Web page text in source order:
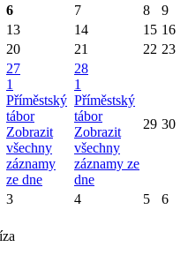
6 7 8
9
13 14 15 16
20 21 22 23
27
1
Příměstský
tábor
Zobrazit
všechny
záznamy
ze dne
28
1
Příměstský
tábor
Zobrazit
všechny
záznamy ze
dne
29 30
3 4 5 6